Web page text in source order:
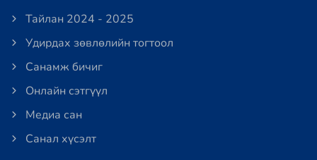
Тайлан 2024 - 2025
Удирдах зөвлөлийн тогтоол
Санамж бичиг
Онлайн сэтгүүл
Медиа сан
Санал хүсэлт